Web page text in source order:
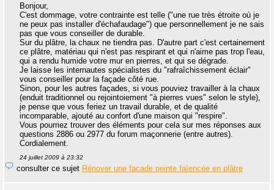
Bonjour,
C'est dommage, votre contrainte est telle ("une rue très étroite où je
ne peux pas installer d'échafaudage") que personnellement je ne sais
pas que vous conseiller de durable.
Sur du plâtre, la chaux ne tiendra pas. D'autre part c'est certainement
ce plâtre, matériau qui n'est pas respirant et qui n'aime pas trop l'eau,
qui a rendu humide votre mur en pierres, et qui se dégrade.
Je laisse les internautes spécialistes du "rafraîchissement éclair"
vous conseiller pour la façade côté rue.
Sinon, pour les autres façades, si vous pouviez travailler à la chaux
(enduit traditionnel ou rejointoiement "à pierres vues" selon le style),
je pense que vous feriez un travail durable, et de qualité
incomparable, ajouté au confort d'une maison qui "respire".
Vous pourriez trouver des éléments pour cela sur mes réponses aux
questions 2886 ou 2977 du forum maçonnerie (entre autres).
Cordialement.
24 juillet 2009 à 23:32
consulter ce sujet Rénover une facade peinte faïencée en plâtre